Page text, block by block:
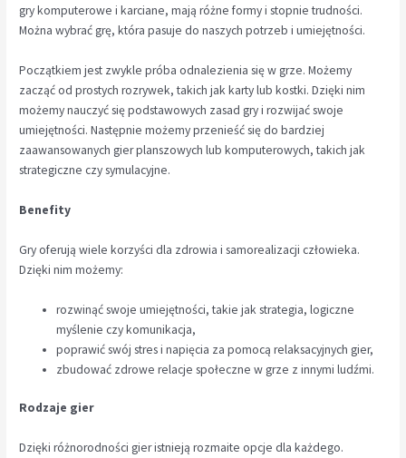
gry komputerowe i karciane, mają różne formy i stopnie trudności.
Można wybrać grę, która pasuje do naszych potrzeb i umiejętności.
Początkiem jest zwykle próba odnalezienia się w grze. Możemy
zacząć od prostych rozrywek, takich jak karty lub kostki. Dzięki nim
możemy nauczyć się podstawowych zasad gry i rozwijać swoje
umiejętności. Następnie możemy przenieść się do bardziej
zaawansowanych gier planszowych lub komputerowych, takich jak
strategiczne czy symulacyjne.
Benefity
Gry oferują wiele korzyści dla zdrowia i samorealizacji człowieka.
Dzięki nim możemy:
rozwinąć swoje umiejętności, takie jak strategia, logiczne
myślenie czy komunikacja,
poprawić swój stres i napięcia za pomocą relaksacyjnych gier,
zbudować zdrowe relacje społeczne w grze z innymi ludźmi.
Rodzaje gier
Dzięki różnorodności gier istnieją rozmaite opcje dla każdego.